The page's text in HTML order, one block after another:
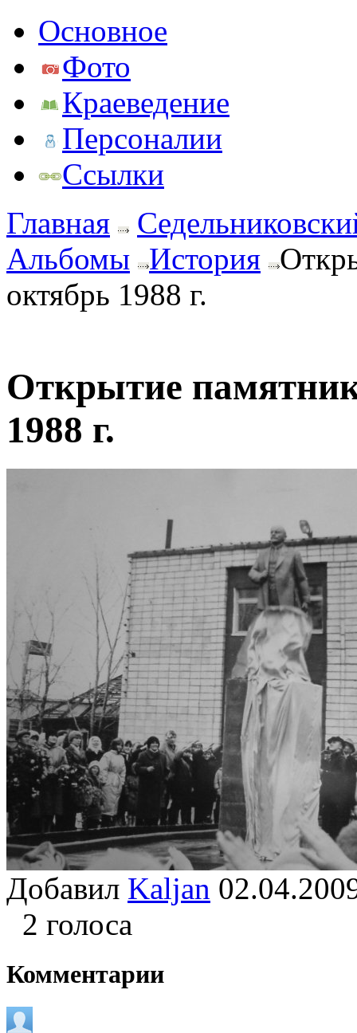
Основное
Фото
Краеведение
Персоналии
Ссылки
Главная
Альбомы История
октябрь 1988 г.
Открытие
1988 г.
Добавил Kaljan
2 голоса
Комментарии